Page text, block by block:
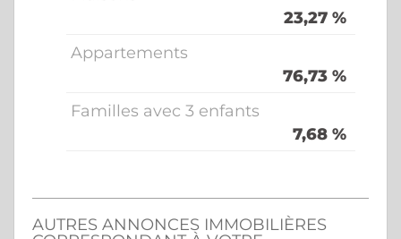
23,27 %
Appartements
76,73 %
Familles avec 3 enfants
7,68 %
AUTRES ANNONCES IMMOBILIÈRES